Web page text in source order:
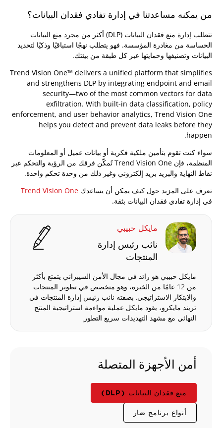
من يمكنه مساعدتنا في إدارة تفادي فقدان البيانات؟
تتطلب إدارة منع فقدان البيانات (DLP) أكثر من مجرد منع البيانات
الحساسة من مغادرة المؤسسة. فهو يتطلب نهجًا استباقيًا وذكيًا لتحديد
البيانات وتصنيفها وحمايتها عبر كل طبقة من بيئتك.
Trend Vision One™ delivers a unified platform that simplifies
and strengthens DLP by integrating endpoint and email
security—two of the most common vectors for data
exfiltration. With built-in data classification, policy
enforcement, and user behavior analytics, Trend Vision One
helps you detect and prevent data leaks before they
happen.
سواء كنت تقوم بتأمين ملكية فكرية أو بيانات عميل أو المعلومات
المنظمة، فإن Trend Vision One تُمكّن فرقك من الرؤية والتحكم عبر
نقاط النهاية والبريد بريد إلكتروني وغير ذلك من وحدة تحكم واحدة.
تعرف على المزيد حول كيف يمكن أن يساعدك Trend Vision One
في إدارة تفادي فقدان البيانات بثقة.
مايكل حبيبي
نائب رئيس إدارة
المنتجات
مايكل حبيبي هو رائد في مجال الأمن السيبراني يتمتع بأكثر
من 12 عامًا من الخبرة، وهو متخصص في تطوير المنتجات
والابتكار الاستراتيجي. بصفته نائب رئيس إدارة المنتجات في
تريند مايكرو، يقود مايكل عملية مواءمة استراتيجية المنتج
النهائي مع مشهد التهديدات سريع التطور.
أمن الأجهزة المتصلة
منع فقدان البيانات (DLP)
أنواع برنامج ضار